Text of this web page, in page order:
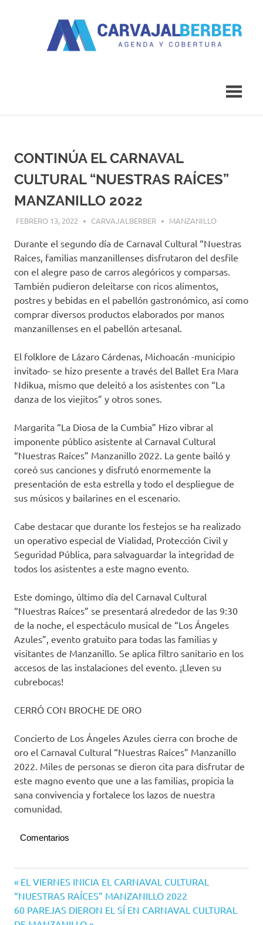
CONTINÚA EL CARNAVAL
CULTURAL “NUESTRAS RAÍCES”
MANZANILLO 2022
FEBRERO 13, 2022 CARVAJALBERBER MANZANILLO
Durante el segundo día de Carnaval Cultural “Nuestras
Raíces, familias manzanillenses disfrutaron del desfile
con el alegre paso de carros alegóricos y comparsas.
También pudieron deleitarse con ricos alimentos,
postres y bebidas en el pabellón gastronómico, así como
comprar diversos productos elaborados por manos
manzanillenses en el pabellón artesanal.
El folklore de Lázaro Cárdenas, Michoacán -municipio
invitado- se hizo presente a través del Ballet Era Mara
Ndikua, mismo que deleitó a los asistentes con “La
danza de los viejitos” y otros sones.
Margarita “La Diosa de la Cumbia” Hizo vibrar al
imponente público asistente al Carnaval Cultural
“Nuestras Raíces” Manzanillo 2022. La gente bailó y
coreó sus canciones y disfrutó enormemente la
presentación de esta estrella y todo el despliegue de
sus músicos y bailarines en el escenario.
Cabe destacar que durante los festejos se ha realizado
un operativo especial de Vialidad, Protección Civil y
Seguridad Pública, para salvaguardar la integridad de
todos los asistentes a este magno evento.
Este domingo, último día del Carnaval Cultural
“Nuestras Raíces” se presentará alrededor de las 9:30
de la noche, el espectáculo musical de “Los Ángeles
Azules”, evento gratuito para todas las familias y
visitantes de Manzanillo. Se aplica filtro sanitario en los
accesos de las instalaciones del evento. ¡Lleven su
cubrebocas!
CERRÓ CON BROCHE DE ORO
Concierto de Los Ángeles Azules cierra con broche de
oro el Carnaval Cultural “Nuestras Raíces” Manzanillo
2022. Miles de personas se dieron cita para disfrutar de
este magno evento que une a las familias, propicia la
sana convivencia y fortalece los lazos de nuestra
comunidad.
Comentarios
Navegación
de
Entrada
anterior:
EL VIERNES INICIA EL CARNAVAL CULTURAL
“NUESTRAS RAÍCES” MANZANILLO 2022
Siguiente
60 PAREJAS DIERON EL SÍ EN CARNAVAL CULTURAL